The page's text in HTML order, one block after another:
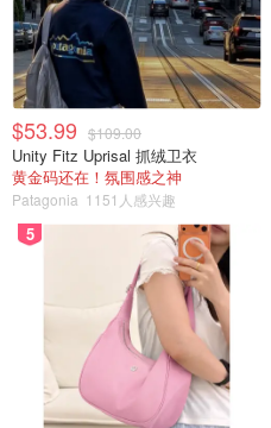
$53.99 $109.00
Unity Fitz Uprisal 抓绒卫衣
黄金码还在！氛围感之神
Patagonia 1151人感兴趣
5